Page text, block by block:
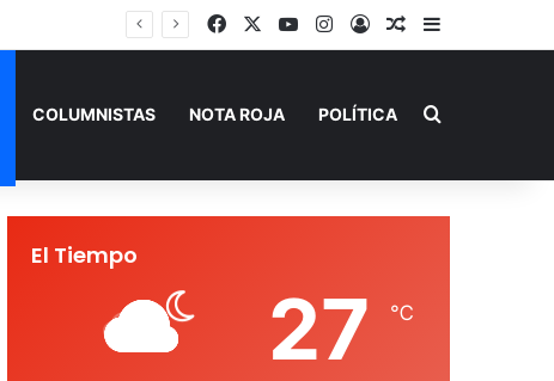
FacebookYouTubeInstagram
AccesoPublicación al
Barra lateral
COLUMNISTAS NOTA ROJA POLÍTICA Buscar por
El Tiempo
27 ℃